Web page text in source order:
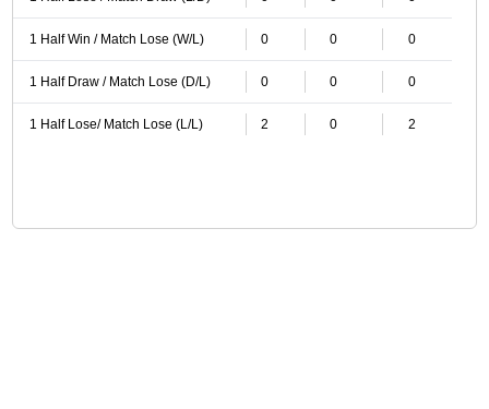
1 Half Win / Match Lose (W/L) 0 0 0
1 Half Draw / Match Lose (D/L) 0 0 0
1 Half Lose/ Match Lose (L/L) 2 0 2